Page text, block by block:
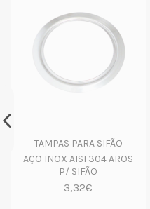
TAMPAS PARA SIFÃO
AÇO INOX AISI 304 AROS
P/ SIFÃO
3,32€